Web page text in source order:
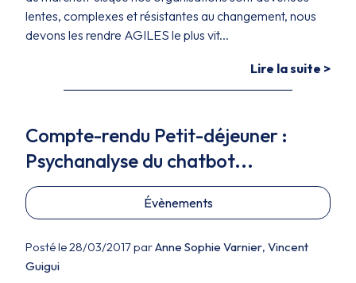
lentes, complexes et résistantes au changement, nous
devons les rendre AGILES le plus vit...
Lire la suite >
Compte-rendu Petit-déjeuner :
Psychanalyse du chatbot...
Évènements
Posté le 28/03/2017 parAnne Sophie Varnier, Vincent
Guigui